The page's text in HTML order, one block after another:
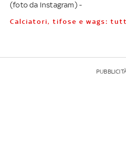
(foto da Instagram) -
Calciatori, tifose e wags: